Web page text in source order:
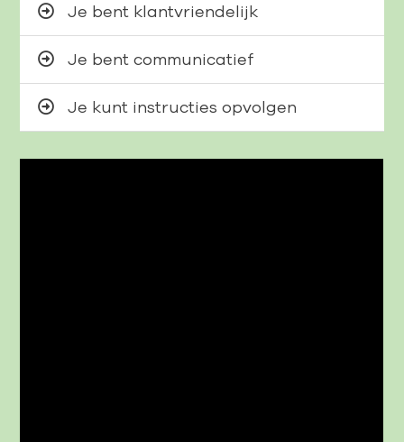
Je bent klantvriendelijk
Je bent communicatief
Je kunt instructies opvolgen